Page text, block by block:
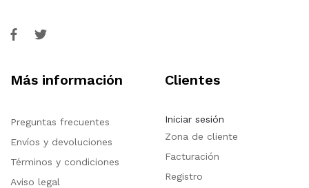
Más información
Preguntas frecuentes
Envíos y devoluciones
Términos y condiciones
Aviso legal
Clientes
Iniciar sesión
Zona de cliente
Facturación
Registro